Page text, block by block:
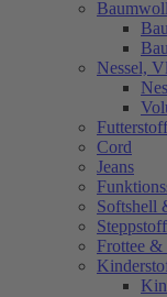
Nessel,
Cord
Jeans
Softshell
Frottee